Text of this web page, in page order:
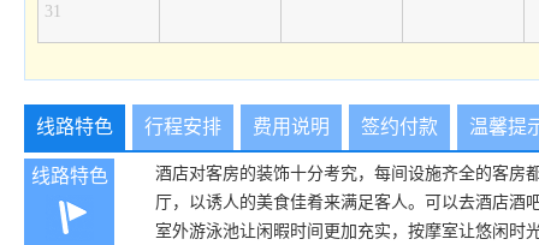
31
线路特色 行程安排 费用说明 签约付款 温馨提
线路特色
酒店对客房的装饰十分考究，每间设施齐全的客房
厅，以诱人的美食佳肴来满足客人。可以去酒店酒
室外游泳池让闲暇时间更加充实，按摩室让悠闲时